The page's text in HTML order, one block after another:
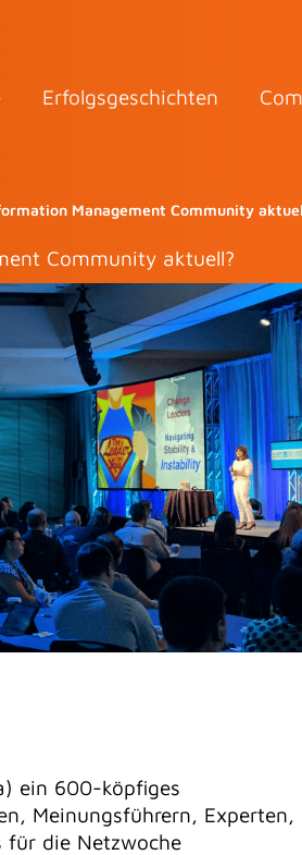
Erfolgsgeschichten
Management Community
Community aktuell?
ein 600-köpfiges
Meinungsführern, Experten,
für die Netzwoche